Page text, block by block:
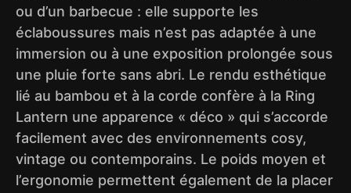
ou d’un barbecue : elle supporte les
éclaboussures mais n’est pas adaptée à une
immersion ou à une exposition prolongée sous
une pluie forte sans abri. Le rendu esthétique
lié au bambou et à la corde confère à la Ring
Lantern une apparence « déco » qui s’accorde
facilement avec des environnements cosy,
vintage ou contemporains. Le poids moyen et
l’ergonomie permettent également de la placer